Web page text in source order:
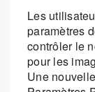
Les
paramètres
contrôler le
pour les
Une